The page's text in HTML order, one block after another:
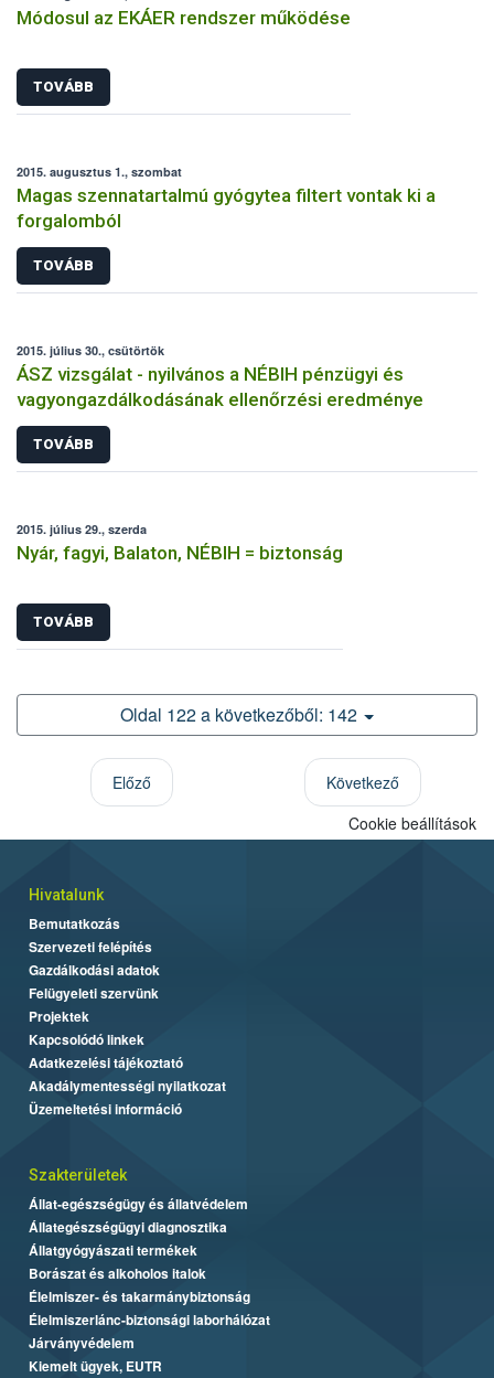
Módosul az EKÁER rendszer működése
TOVÁBB
2015. augusztus 1., szombat
Magas szennatartalmú gyógytea filtert vontak ki a
forgalomból
TOVÁBB
2015. július 30., csütörtök
ÁSZ vizsgálat - nyilvános a NÉBIH pénzügyi és
vagyongazdálkodásának ellenőrzési eredménye
TOVÁBB
2015. július 29., szerda
Nyár, fagyi, Balaton, NÉBIH = biztonság
TOVÁBB
Oldal 122 a következőből: 142
Előző
Következő
Cookie beállítások
Hivatalunk
Bemutatkozás
Szervezeti felépítés
Gazdálkodási adatok
Felügyeleti szervünk
Projektek
Kapcsolódó linkek
Adatkezelési tájékoztató
Akadálymentességi nyilatkozat
Üzemeltetési információ
Szakterületek
Állat-egészségügy és állatvédelem
Állategészségügyi diagnosztika
Állatgyógyászati termékek
Borászat és alkoholos italok
Élelmiszer- és takarmánybiztonság
Élelmiszerlánc-biztonsági laborhálózat
Járványvédelem
Kiemelt ügyek, EUTR